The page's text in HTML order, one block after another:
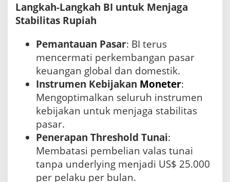
Langkah-Langkah BI untuk Menjaga
Stabilitas Rupiah
Pemantauan Pasar: BI terus
mencermati perkembangan pasar
keuangan global dan domestik.
Instrumen Kebijakan Moneter:
Mengoptimalkan seluruh instrumen
kebijakan untuk menjaga stabilitas
pasar.
Penerapan Threshold Tunai:
Membatasi pembelian valas tunai
tanpa underlying menjadi US$ 25.000
per pelaku per bulan.